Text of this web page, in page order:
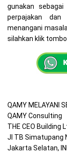
gunakan
perpajakan
menangani
silahkan klik
QAMY MELAYANI
QAMY Consulting
THE CEO Building
Jl TB Simatupang
Jakarta Selatan,